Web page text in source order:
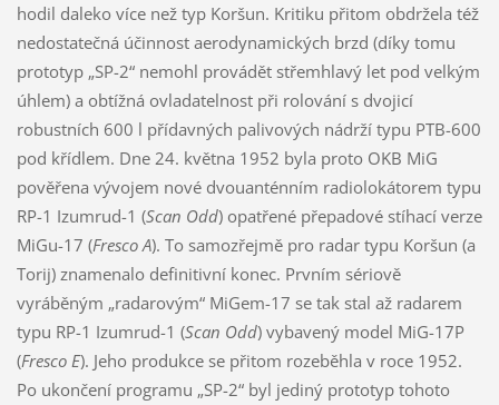
hodil daleko více než typ Koršun. Kritiku přitom obdržela též
nedostatečná účinnost aerodynamických brzd (díky tomu
prototyp „SP-2“ nemohl provádět střemhlavý let pod velkým
úhlem) a obtížná ovladatelnost při rolování s dvojicí
robustních 600 l přídavných palivových nádrží typu PTB-600
pod křídlem. Dne 24. května 1952 byla proto OKB MiG
pověřena vývojem nové dvouanténním radiolokátorem typu
RP-1 Izumrud-1 (Scan Odd) opatřené přepadové stíhací verze
MiGu-17 (Fresco A). To samozřejmě pro radar typu Koršun (a
Torij) znamenalo definitivní konec. Prvním sériově
vyráběným „radarovým“ MiGem-17 se tak stal až radarem
typu RP-1 Izumrud-1 (Scan Odd) vybavený model MiG-17P
(Fresco E). Jeho produkce se přitom rozeběhla v roce 1952.
Po ukončení programu „SP-2“ byl jediný prototyp tohoto